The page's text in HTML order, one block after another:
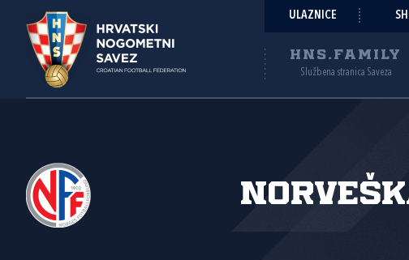
ULAZNICE
HNS.FAMILY
Službena stranica Saveza